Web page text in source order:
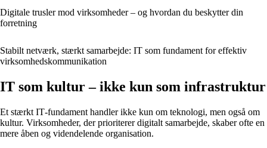
Digitale trusler mod virksomheder – og hvordan du beskytter din
forretning
Stabilt netværk, stærkt samarbejde: IT som fundament for effektiv
virksomheds­kommunikation
IT som kultur – ikke kun som infrastruktur
Et stærkt IT‑fundament handler ikke kun om teknologi, men også om
kultur. Virksomheder, der prioriterer digitalt samarbejde, skaber ofte en
mere åben og videndelende organisation.